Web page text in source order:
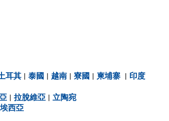
耳其 | 泰國 | 越南 | 寮國 | 柬埔寨 | 印度
| 拉脫維亞 | 立陶宛
西亞